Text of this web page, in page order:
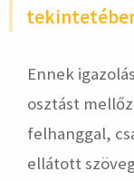
Ennek
osztást
felhanggal,
ellátott